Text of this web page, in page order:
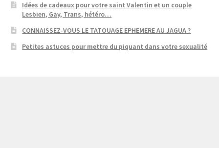
Idées de cadeaux pour votre saint Valentin et un couple
Lesbien, Gay, Trans, hétéro…
CONNAISSEZ-VOUS LE TATOUAGE EPHEMERE AU JAGUA ?
Petites astuces pour mettre du piquant dans votre sexualité